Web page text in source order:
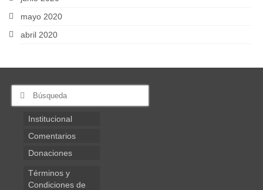
mayo 2020
abril 2020
Buscar
Institucional
Comentarios
Donaciones
Términos y
Condiciones de